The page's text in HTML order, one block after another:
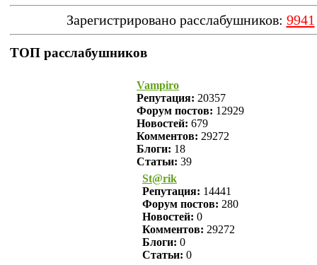
Зарегистрировано расслабушников: 9941
ТОП расслабушников
Vampiro
Репутация: 20357
Форум постов: 12929
Новостей: 679
Комментов: 29272
Блоги: 18
Статьи: 39
St@rik
Репутация: 14441
Форум постов: 280
Новостей: 0
Комментов: 29272
Блоги: 0
Статьи: 0